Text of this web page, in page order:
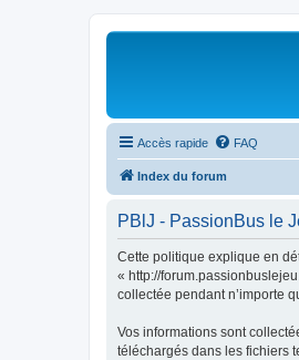
Accès rapide FAQ
Index du forum
PBlJ - PassionBus le
Cette politique explique en
« http://
collectée pendant n’importe
Vos informations sont
téléchargés dans les fichiers